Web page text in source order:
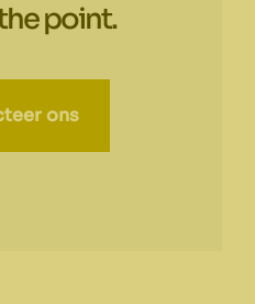
point.
ons